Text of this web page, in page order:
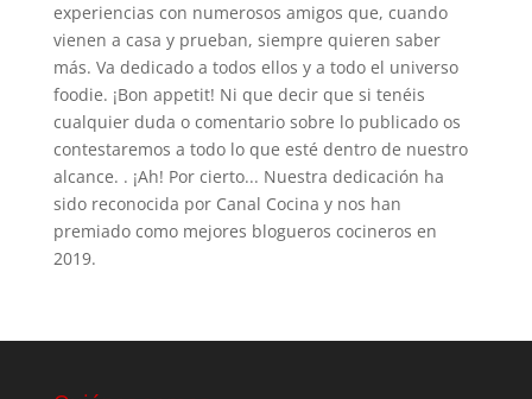
experiencias con numerosos amigos que, cuando
vienen a casa y prueban, siempre quieren saber
más. Va dedicado a todos ellos y a todo el universo
foodie. ¡Bon appetit! Ni que decir que si tenéis
cualquier duda o comentario sobre lo publicado os
contestaremos a todo lo que esté dentro de nuestro
alcance. . ¡Ah! Por cierto... Nuestra dedicación ha
sido reconocida por Canal Cocina y nos han
premiado como mejores blogueros cocineros en
2019.